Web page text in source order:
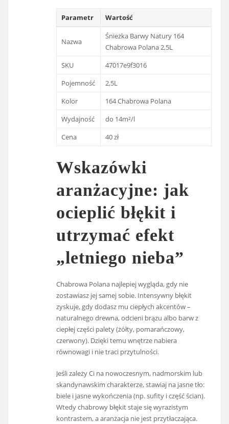
Parametr Wartość
Nazwa
Śnieżka Barwy Natury 164
Chabrowa Polana 2,5L
SKU
47017e9f3016
Pojemność
2,5L
Kolor
164 Chabrowa Polana
Wydajność
do 14m²/l
Cena
40 zł
Wskazówki
aranżacyjne: jak
ocieplić błękit i
utrzymać efekt
„letniego nieba”
Chabrowa Polana najlepiej wygląda, gdy nie
zostawiasz jej samej sobie. Intensywny błękit
zyskuje, gdy dodasz mu ciepłych akcentów –
naturalnego drewna, odcieni brązu albo barw z
ciepłej części palety (żółty, pomarańczowy,
czerwony). Dzięki temu wnętrze nabiera
równowagi i nie traci przytulności.
Jeśli zależy Ci na nowoczesnym, nadmorskim lub
skandynawskim charakterze, stawiaj na jasne tło:
biele i jasne wykończenia (np. sufity i część ścian).
Wtedy chabrowy błękit staje się wyrazistym
kontrastem, a aranżacja nie jest przytłaczająca.